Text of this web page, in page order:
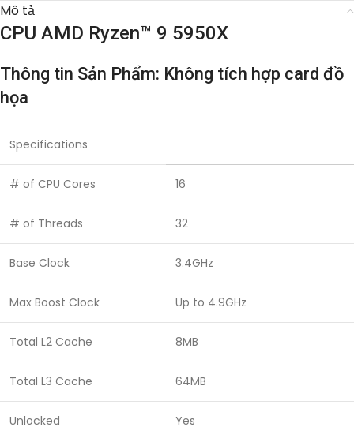
Mô tả
CPU AMD Ryzen™ 9 5950X
Thông tin Sản Phẩm: Không tích hợp card đồ
họa
Specifications
# of CPU Cores 16
# of Threads 32
Base Clock 3.4GHz
Max Boost Clock Up to 4.9GHz
Total L2 Cache 8MB
Total L3 Cache 64MB
Unlocked Yes